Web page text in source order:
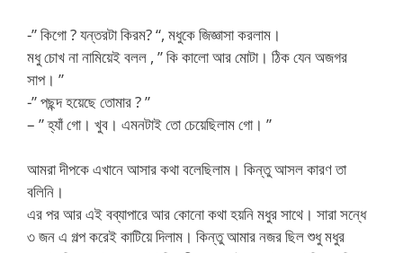
-” কিগো ? যন্তরটা কিরম? “, মধুকে জিজ্ঞাসা করলাম।
মধু চোখ না নামিয়েই বলল , ” কি কালো আর মোটা। ঠিক যেন অজগর
সাপ। ”
-” পছন্দ হয়েছে তোমার ? ”
– ” হ্যাঁ গো। খুব। এমনটাই তো চেয়েছিলাম গো। ”
আমরা দীপকে এখানে আসার কথা বলেছিলাম। কিন্তু আসল কারণ তা
বলিনি।
এর পর আর এই বব্যাপারে আর কোনো কথা হয়নি মধুর সাথে। সারা সন্ধে
৩ জন এ গল্প করেই কাটিয়ে দিলাম। কিন্তু আমার নজর ছিল শুধু মধুর